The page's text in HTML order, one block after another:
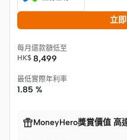
立
每月還款額低至
HK$ 8,499
最低實際年利率
1.85 %
MoneyHero獎賞價值 高